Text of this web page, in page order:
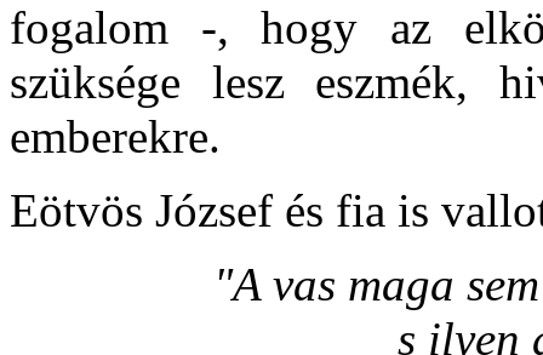
fogalom -, hogy az
szüksége lesz eszmék,
emberekre.
Eötvös József és fia is
"A vas maga
s ilyen